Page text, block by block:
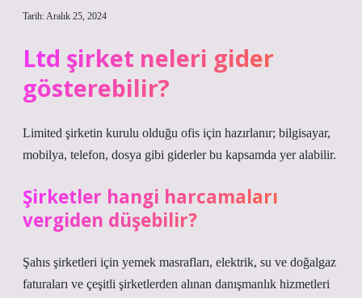
Tarih: Aralık 25, 2024
Ltd şirket neleri gider
gösterebilir?
Limited şirketin kurulu olduğu ofis için hazırlanır; bilgisayar,
mobilya, telefon, dosya gibi giderler bu kapsamda yer alabilir.
Şirketler hangi harcamaları
vergiden düşebilir?
Şahıs şirketleri için yemek masrafları, elektrik, su ve doğalgaz
faturaları ve çeşitli şirketlerden alınan danışmanlık hizmetleri